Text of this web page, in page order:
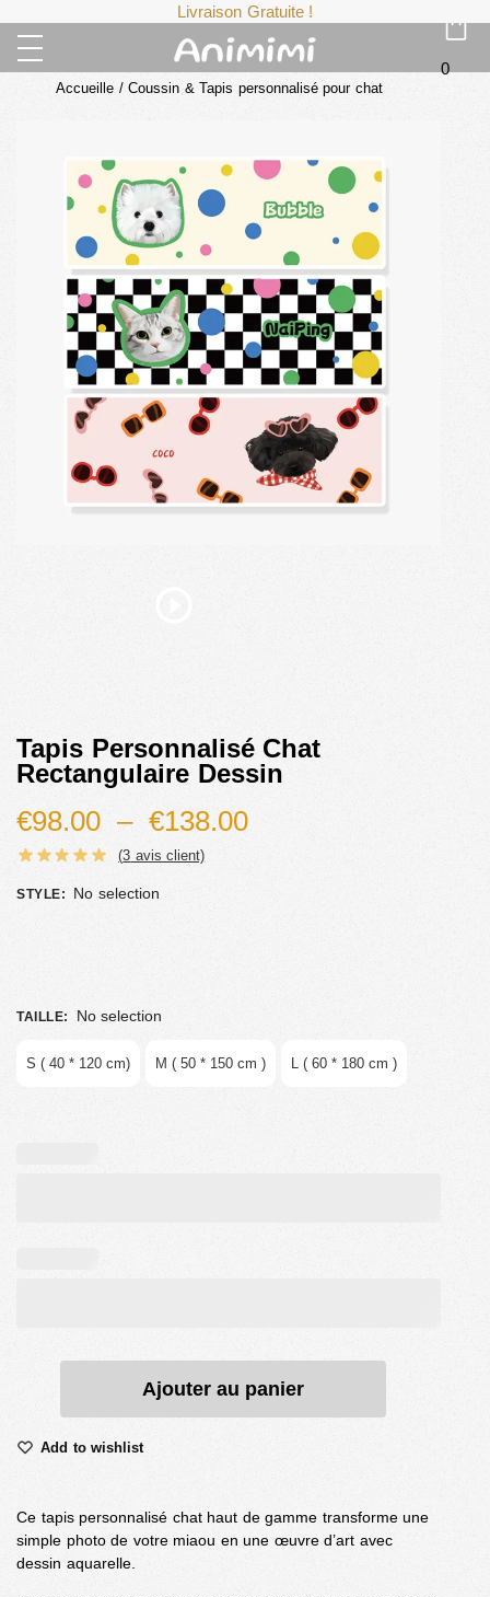
Livraison Gratuite !
0
Accueille / Coussin & Tapis personnalisé pour chat
Tapis Personnalisé Chat
Rectangulaire Dessin
€98.00 – €138.00
(3 avis client)
STYLE: No selection
TAILLE: No selection
S ( 40 * 120 cm) M ( 50 * 150 cm ) L ( 60 * 180 cm )
Ajouter au panier
Add to wishlist
Ce tapis personnalisé chat haut de gamme transforme une
simple photo de votre miaou en une œuvre d’art avec
dessin aquarelle.